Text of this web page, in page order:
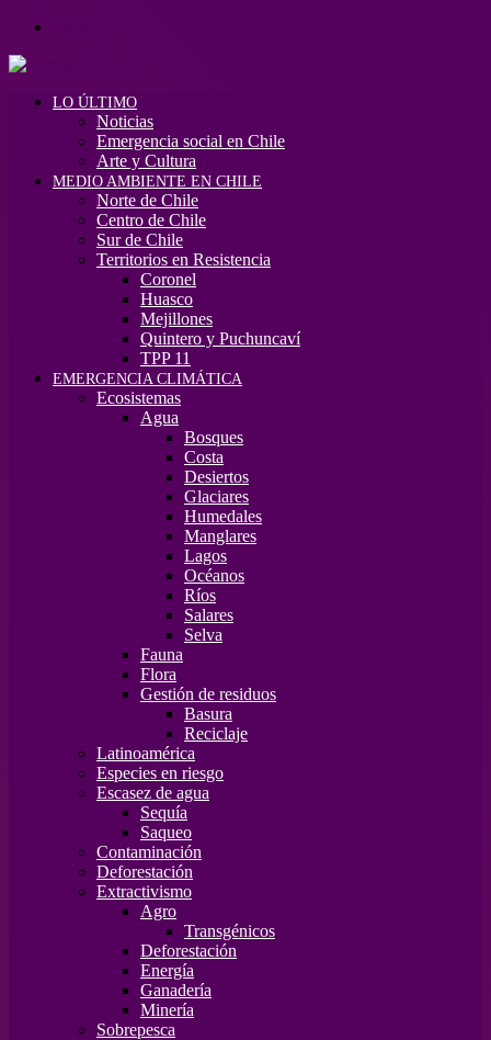
LO ÚLTIMO
Noticias
Emergencia social en Chile
Arte y Cultura
MEDIO AMBIENTE EN CHILE
Norte de Chile
Centro de Chile
Sur de Chile
Territorios en Resistencia
Coronel
Huasco
Mejillones
Quintero y Puchuncaví
TPP 11
EMERGENCIA CLIMÁTICA
Ecosistemas
Agua
Bosques
Costa
Desiertos
Glaciares
Humedales
Manglares
Lagos
Océanos
Ríos
Salares
Selva
Fauna
Flora
Gestión de residuos
Basura
Reciclaje
Latinoamérica
Especies en riesgo
Escasez de agua
Sequía
Saqueo
Contaminación
Deforestación
Extractivismo
Agro
Transgénicos
Deforestación
Energía
Ganadería
Minería
Sobrepesca